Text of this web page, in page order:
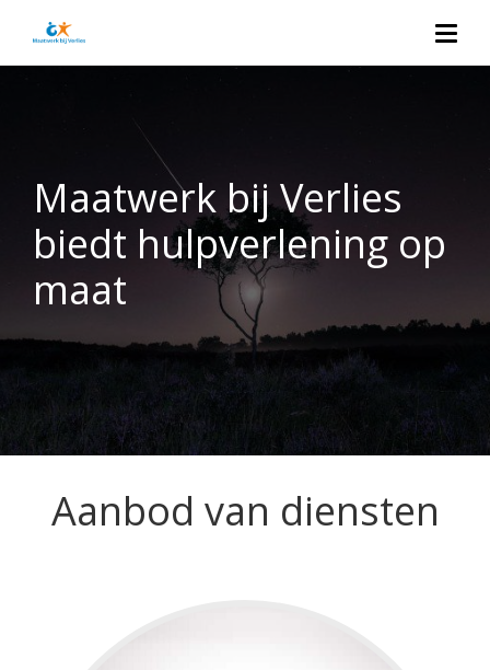
Maatwerk bij Verlies
biedt hulpverlening op
maat
Aanbod van diensten